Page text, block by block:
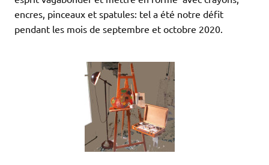
encres, pinceaux et spatules: tel a été notre défit
pendant les mois de septembre et octobre 2020.